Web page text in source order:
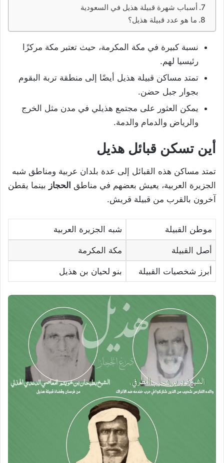
أسباب شهرة قبيلة هذيل في السعودية
ما هو عدد قبيلة هذيل؟
نسبة كبيرة في مكة المكرمة، حيث تعتبر مكة مركزًا
رئيسيا لهم.
تمتد مساكن قبيلة هذيل أيضًا إلى منطقة تربة البقوم
بجوار جبل حضن.
يمكن العثور على مجتمع هذيلي في مدن مثل الخرج
والرياض والدمام والدمة.
أين تسكن قبائل هذيل
تمتد مساكن هذه القبائل إلى عدة بلدان عربية ومناطق شبه
الجزيرة العربية، يعيش بعضهم في مناطق الحجاز بينما يقطن
آخرون بالقرب من قبيلة قريش.
موطن القبيلة شبه الجزيرة العربية
أصل القبيلة مكة المكرمة
أبرز شخصيات القبيلة بنو لحيان بن هذيل